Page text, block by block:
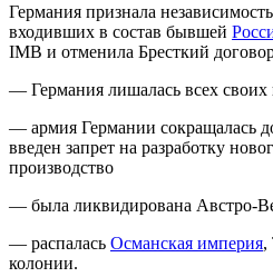
Германия признала
входивших в состав бывшей
IМВ и отменила Бресткий
— Германия лишалась всех своих
— армия Германии сокращалась
введен запрет на разработку
производство
— была ликвидирована Австро-
— распалась Османская империя,
колонии.